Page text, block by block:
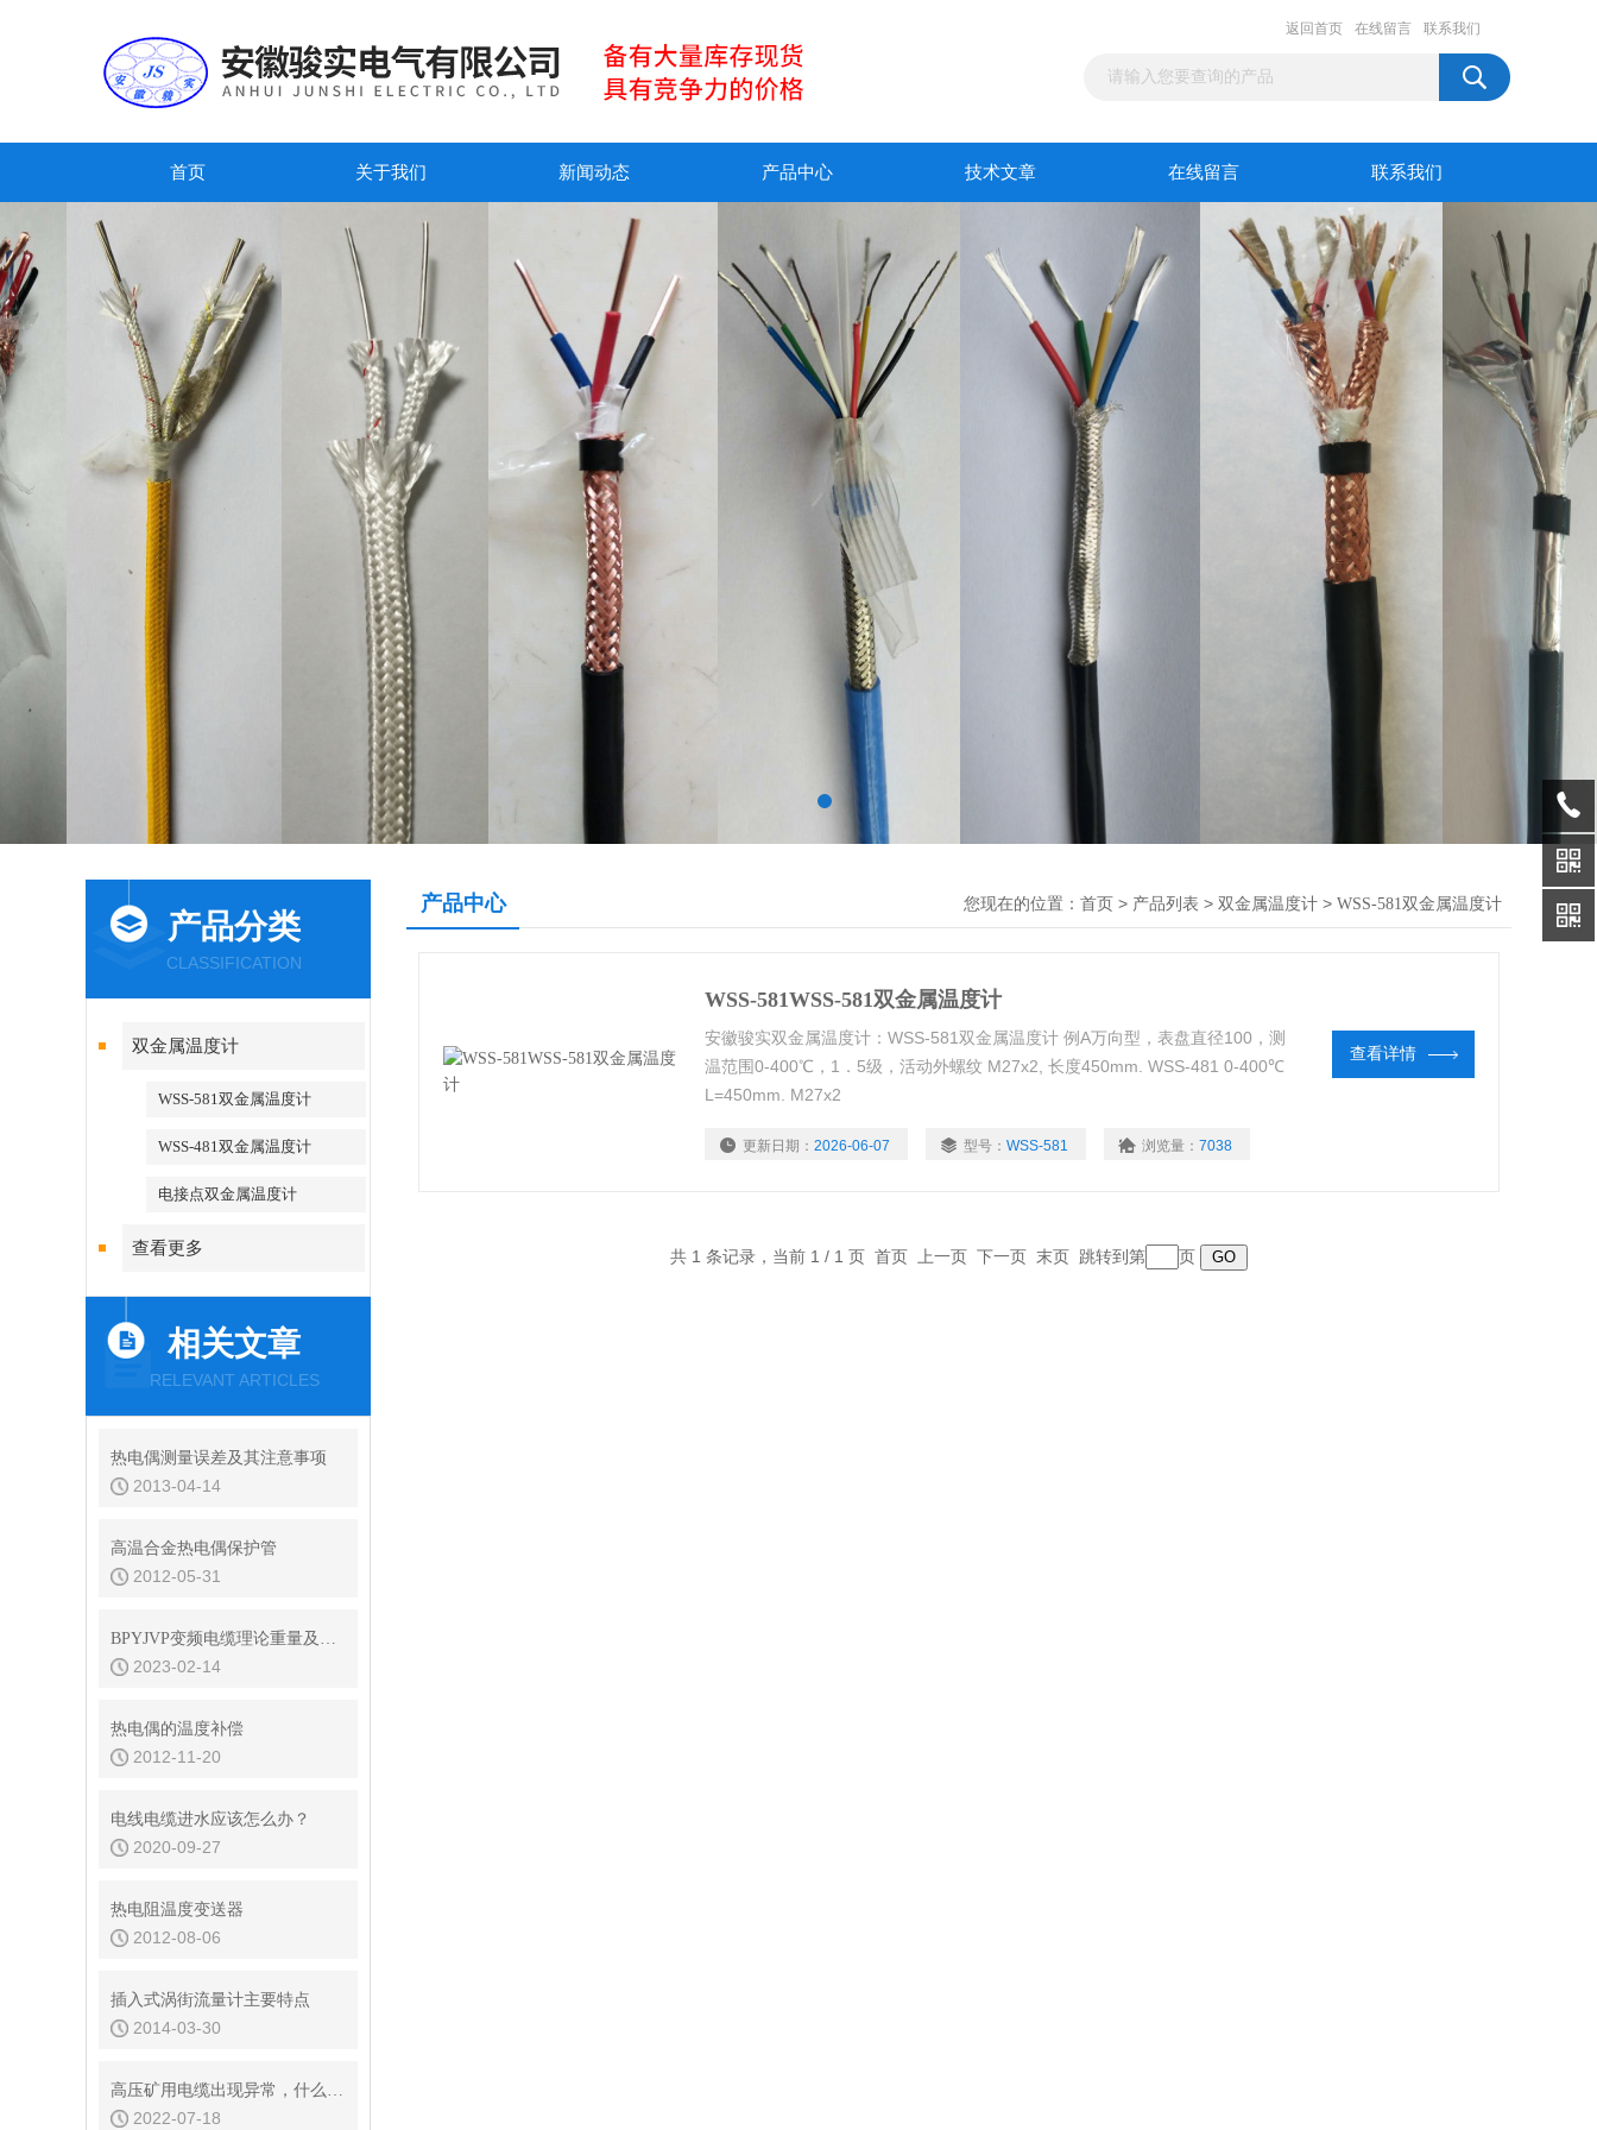
返回首页 在线留言 联系我们
首页 关于我们 新闻动态 产品中心 技术文章 在线留言 联系我们
产品分类
CLASSIFICATION
双金属温度计
WSS-581双金属温度计
WSS-481双金属温度计
电接点双金属温度计
查看更多
相关文章
RELEVANT ARTICLES
热电偶测量误差及其注意事项
2013-04-14
高温合金热电偶保护管
2012-05-31
BPYJVP变频电缆理论重量及外径查询表
2023-02-14
热电偶的温度补偿
2012-11-20
电线电缆进水应该怎么办？
2020-09-27
热电阻温度变送器
2012-08-06
插入式涡街流量计主要特点
2014-03-30
高压矿用电缆出现异常，什么缘故导致的？
2022-07-18
产品中心 您现在的位置： 首页 > 产品列表 > 双金属温度计 > WSS-581双金属温度计
WSS-581WSS-581双金属温度计
安徽骏实双金属温度计：WSS-581双金属温度计 例A万向型，表盘直径100，测
温范围0-400℃，1．5级，活动外螺纹 M27x2, 长度450mm. WSS-481 0-400℃
L=450mm. M27x2
更新日期： 2026-06-07 型号： WSS-581 浏览量： 7038
查看详情
共 1 条记录，当前 1 / 1 页 首页 上一页 下一页 末页 跳转到第 页